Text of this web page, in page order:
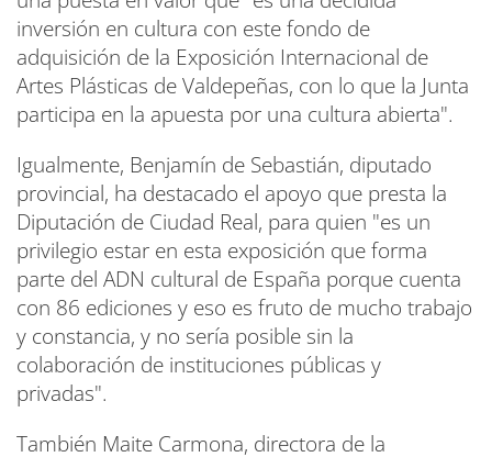
inversión en cultura con este fondo de
adquisición de la Exposición Internacional de
Artes Plásticas de Valdepeñas, con lo que la Junta
participa en la apuesta por una cultura abierta".
Igualmente, Benjamín de Sebastián, diputado
provincial, ha destacado el apoyo que presta la
Diputación de Ciudad Real, para quien "es un
privilegio estar en esta exposición que forma
parte del ADN cultural de España porque cuenta
con 86 ediciones y eso es fruto de mucho trabajo
y constancia, y no sería posible sin la
colaboración de instituciones públicas y
privadas".
También Maite Carmona, directora de la